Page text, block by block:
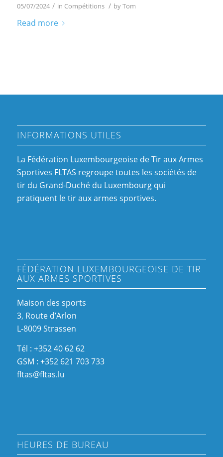
05/07/2024 / in Compétitions / byTom
Read more
INFORMATIONS UTILES
La Fédération Luxembourgeoise de Tir aux Armes
Sportives FLTAS regroupe toutes les sociétés de
tir du Grand-Duché du Luxembourg qui
pratiquent le tir aux armes sportives.
FÉDÉRATION LUXEMBOURGEOISE DE TIR
AUX ARMES SPORTIVES
Maison des sports
3, Route d’Arlon
L-8009 Strassen
Tél : +352 40 62 62
GSM : +352 621 703 733
fltas@fltas.lu
HEURES DE BUREAU